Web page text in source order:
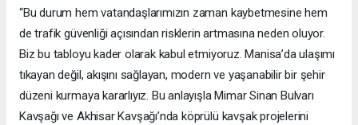
“Bu durum hem vatandaşlarımızın zaman kaybetmesine hem
de trafik güvenliği açısından risklerin artmasına neden oluyor.
Biz bu tabloyu kader olarak kabul etmiyoruz. Manisa’da ulaşımı
tıkayan değil, akışını sağlayan, modern ve yaşanabilir bir şehir
düzeni kurmaya kararlıyız. Bu anlayışla Mimar Sinan Bulvarı
Kavşağı ve Akhisar Kavşağı’nda köprülü kavşak projelerini